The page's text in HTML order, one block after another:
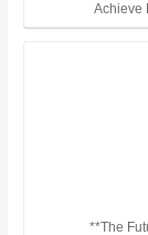
Achieve
**The